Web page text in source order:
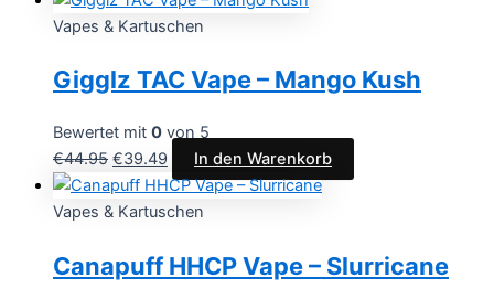
Vapes & Kartuschen
Gigglz TAC Vape – Mango Kush
Bewertet mit 0 von 5
€44.95 €39.49 In den Warenkorb
Vapes & Kartuschen
Canapuff HHCP Vape – Slurricane